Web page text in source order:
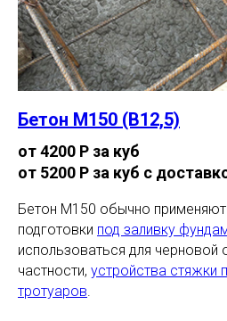
Бетон М150 (В12,5)
от 4200 Р за куб
от 5200 Р за куб с
Бетон М150 обычно применяют
подготовки под заливку
использоваться для черновой
частности, устройства стяжки
тротуаров.